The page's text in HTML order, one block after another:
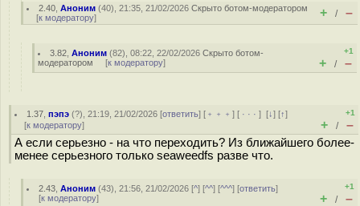
2.40 ,Аноним (40), 21:35, 21/02/2026Скрыто ботом-модератором
[к модератору] + / –
3.82 ,Аноним (82), 08:22, 22/02/2026Скрыто ботом-
модератором [к модератору]
+1
+ / –
1.37 ,пэпэ (?), 21:19, 21/02/2026 [ответить] [ ﹢﹢﹢] [ · · ·][↓] [↑]
[к модератору]
+1
+ / –
А если серьезно - на что переходить? Из ближайшего более-
менее серьезного только seaweedfs разве что.
2.43 ,Аноним (43), 21:56, 21/02/2026 [^] [^^] [^^^] [ответить]
[к модератору]
+1
+ / –